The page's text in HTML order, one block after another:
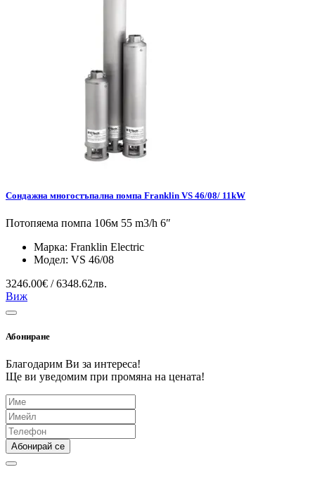
Сондажна многостъпална помпа Franklin VS 46/08/ 11kW
Потопяема помпа 106м 55 m3/h 6″
Марка: Franklin Electric
Модел: VS 46/08
3246.00€ / 6348.62лв.
Виж
Абониране
Благодарим Ви за интереса!
Ще ви уведомим при промяна на цената!
Абонирай се